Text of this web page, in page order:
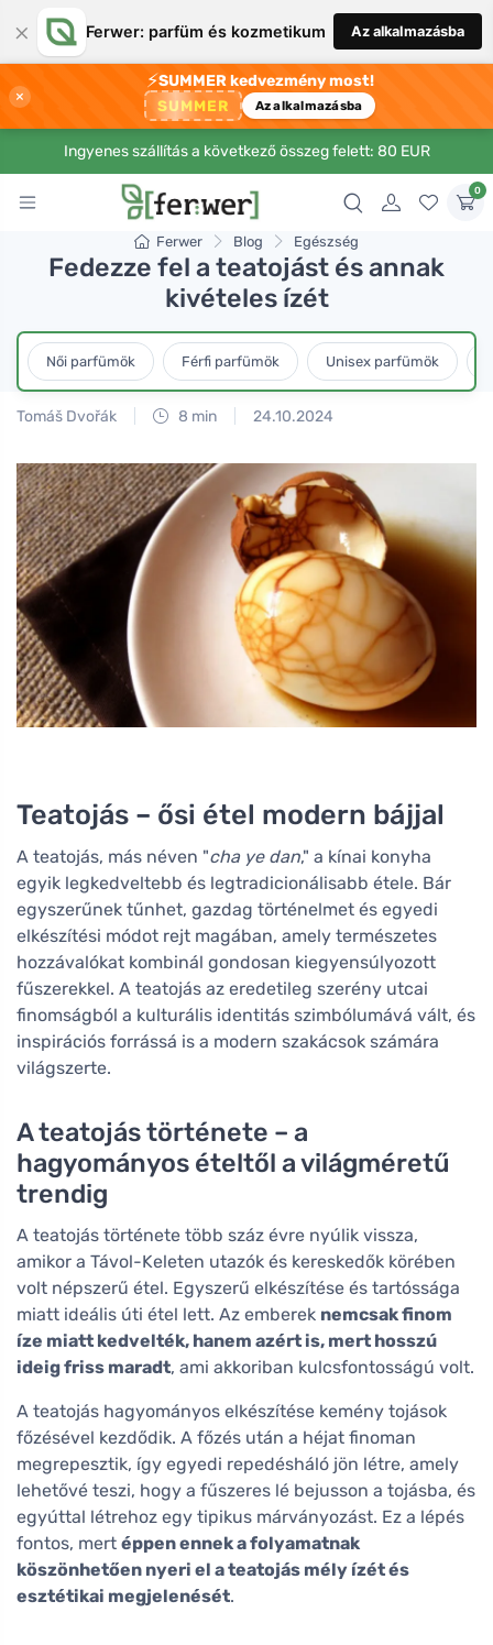
× Ferwer: parfüm és kozmetikum Az alkalmazásba
×
⚡SUMMER kedvezmény most!
SUMMER Az alkalmazásba
Ingyenes szállítás a következő összeg felett: 80 EUR
0
Ferwer Blog Egészség
Fedezze fel a teatojást és annak
kivételes ízét
Női parfümök Férfi parfümök Unisex parfümök
Tomáš Dvořák 8 min 24.10.2024
Teatojás – ősi étel modern bájjal
A teatojás, más néven "cha ye dan," a kínai konyha
egyik legkedveltebb és legtradicionálisabb étele. Bár
egyszerűnek tűnhet, gazdag történelmet és egyedi
elkészítési módot rejt magában, amely természetes
hozzávalókat kombinál gondosan kiegyensúlyozott
fűszerekkel. A teatojás az eredetileg szerény utcai
finomságból a kulturális identitás szimbólumává vált, és
inspirációs forrássá is a modern szakácsok számára
világszerte.
A teatojás története – a
hagyományos ételtől a világméretű
trendig
A teatojás története több száz évre nyúlik vissza,
amikor a Távol-Keleten utazók és kereskedők körében
volt népszerű étel. Egyszerű elkészítése és tartóssága
miatt ideális úti étel lett. Az emberek nemcsak finom
íze miatt kedvelték, hanem azért is, mert hosszú
ideig friss maradt, ami akkoriban kulcsfontosságú volt.
A teatojás hagyományos elkészítése kemény tojások
főzésével kezdődik. A főzés után a héjat finoman
megrepesztik, így egyedi repedésháló jön létre, amely
lehetővé teszi, hogy a fűszeres lé bejusson a tojásba, és
egyúttal létrehoz egy tipikus márványozást. Ez a lépés
fontos, mert éppen ennek a folyamatnak
köszönhetően nyeri el a teatojás mély ízét és
esztétikai megjelenését.